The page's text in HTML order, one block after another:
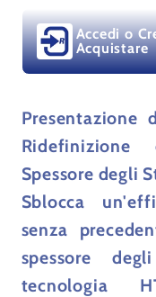
Accedi o
Acquistare
Presentazione
Spessore degli
Sblocca
senza
spessore
tecnologia